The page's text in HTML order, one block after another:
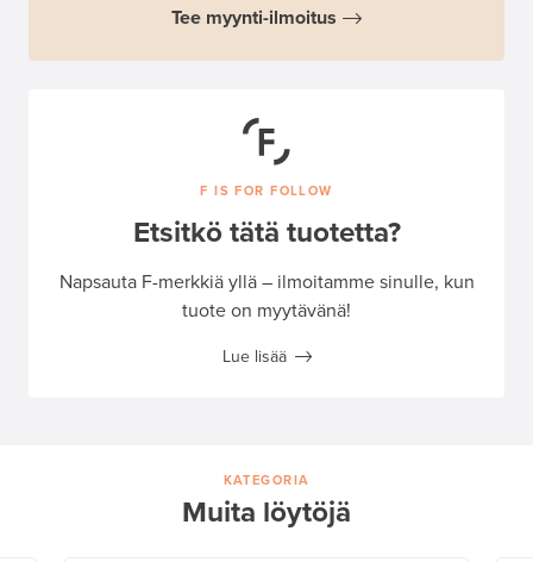
Tee myynti-ilmoitus
F IS FOR FOLLOW
Etsitkö tätä tuotetta?
Napsauta F-merkkiä yllä – ilmoitamme sinulle, kun
tuote on myytävänä!
Lue lisää
KATEGORIA
Muita löytöjä